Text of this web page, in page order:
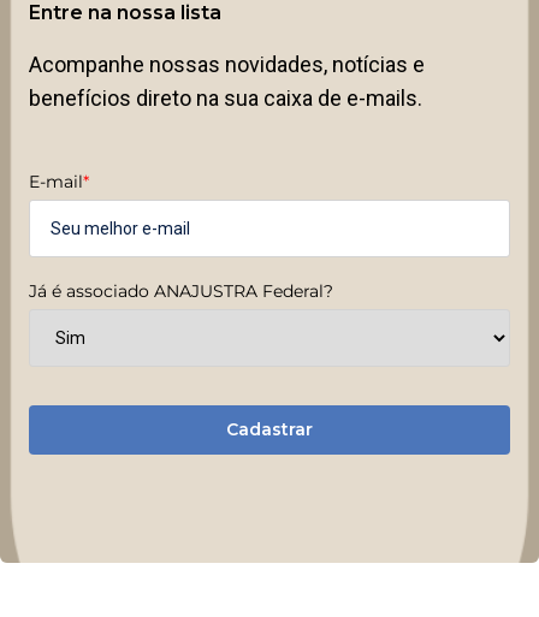
Entre na nossa lista
Acompanhe nossas novidades, notícias e
benefícios direto na sua caixa de e-mails.
E-mail*
Já é associado ANAJUSTRA Federal?
Cadastrar